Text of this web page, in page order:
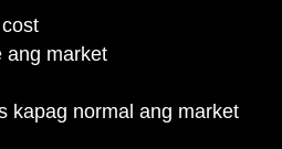
ang market
kapag normal ang market